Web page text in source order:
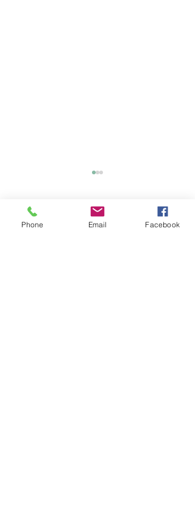
Commentaires
Phone Email Facebook